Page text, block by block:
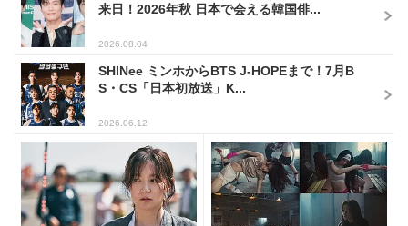
来日！2026年秋 日本で会える韓国俳...
2026.08.04
SHINee ミンホからBTS J-HOPEまで！7月B
S・CS「日本初放送」K...
2026.06.12